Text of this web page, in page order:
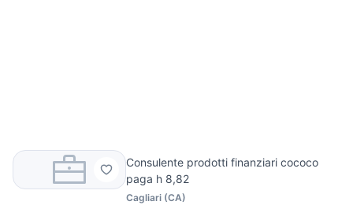
Consulente prodotti finanziari cococo
paga h 8,82
Cagliari (CA)